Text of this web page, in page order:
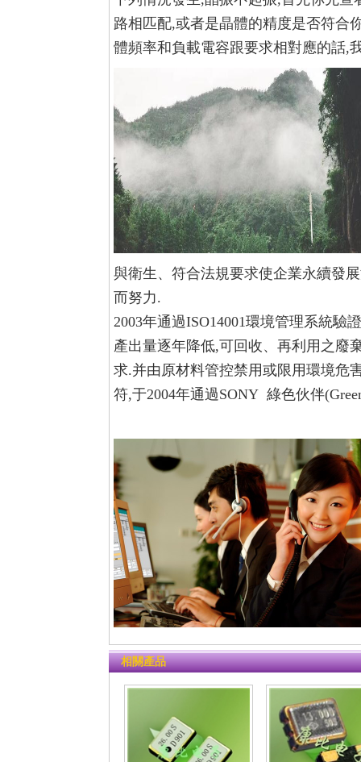
路相匹配,或者是晶體的精度是否符合
體頻率和負載電容跟要求相對應的話,
與衛生、符合法規要求使企業永續
而努力.
2003年通過ISO14001環境管理系統驗證
產出量逐年降低,可回收、再利用之廢
求.并由原材料管控禁用或限用環境危
符,于2004年通過SONY 綠色伙伴
相關產品